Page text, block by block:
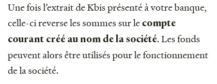
Une fois l’extrait de Kbis présenté à votre banque,
celle-ci reverse les sommes sur le compte
courant créé au nom de la société.Les fonds
peuvent alors être utilisés pour le fonctionnement
de la société.